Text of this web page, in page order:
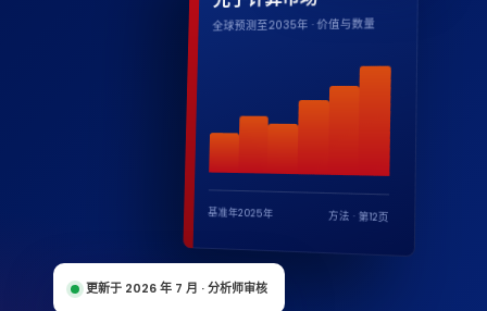
全球预测至2035年 · 价值与数量
基准年2025年 方法 · 第12页
更新于 2026 年 7 月 · 分析师审核